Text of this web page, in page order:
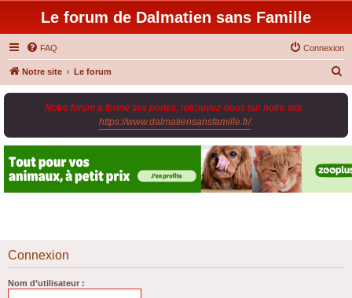
Le forum de Dalmatien sans Famille
FAQ Connexion
Notre site Le forum
e
r
Notre forum a fermé ses portes, retrouvez-nous sur notre site :
https://www.dalmatiensansfamille.fr/.
Connexion
Nom d’utilisateur :